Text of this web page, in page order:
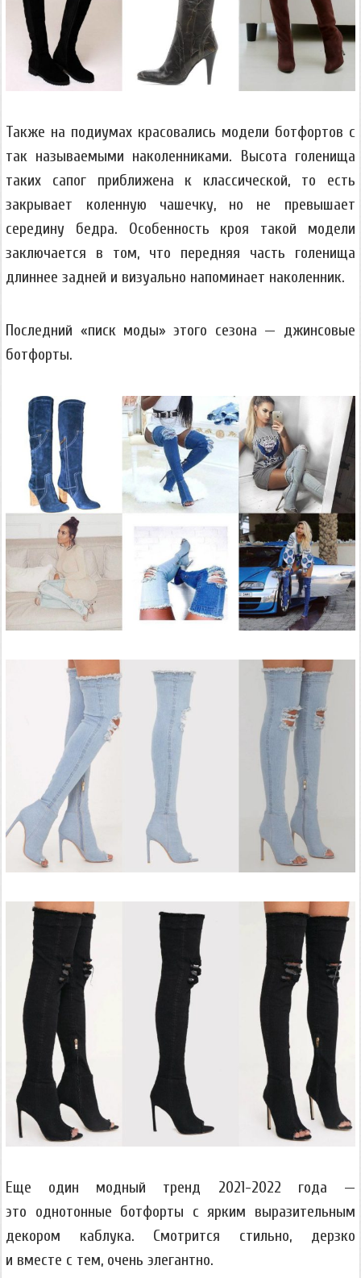
Также на подиумах красовались модели ботфортов с
так называемыми наколенниками. Высота голенища
таких сапог приближена к классической, то есть
закрывает коленную чашечку, но не превышает
середину бедра. Особенность кроя такой модели
заключается в том, что передняя часть голенища
длиннее задней и визуально напоминает наколенник.
Последний «писк моды» этого сезона — джинсовые
ботфорты.
Еще один модный тренд 2021-2022 года —
это однотонные ботфорты с ярким выразительным
декором каблука. Смотрится стильно, дерзко
и вместе с тем, очень элегантно.